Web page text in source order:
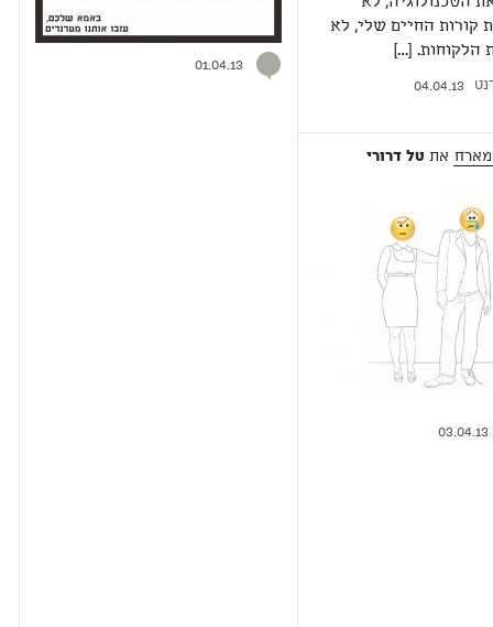
קורות החיים שלי, לא
הלקוחות. […]
04.04.13
מארח את טל דרורי
03.04.13
01.04.13